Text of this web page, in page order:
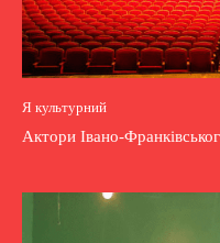
Я культурний
Актори Івано-